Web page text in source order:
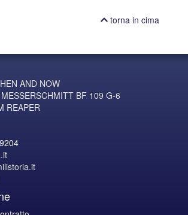
torna in cima
AND NOW
BF 109 G-6
REAPER